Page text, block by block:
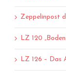
Zeppelinpost
LZ 120
LZ 126 – Das